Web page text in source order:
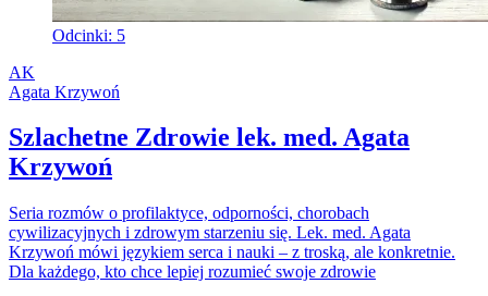
Odcinki: 5
AK
Agata Krzywoń
Szlachetne Zdrowie lek. med. Agata
Krzywoń
Seria rozmów o profilaktyce, odporności, chorobach
cywilizacyjnych i zdrowym starzeniu się. Lek. med. Agata
Krzywoń mówi językiem serca i nauki – z troską, ale konkretnie.
Dla każdego, kto chce lepiej rozumieć swoje zdrowie